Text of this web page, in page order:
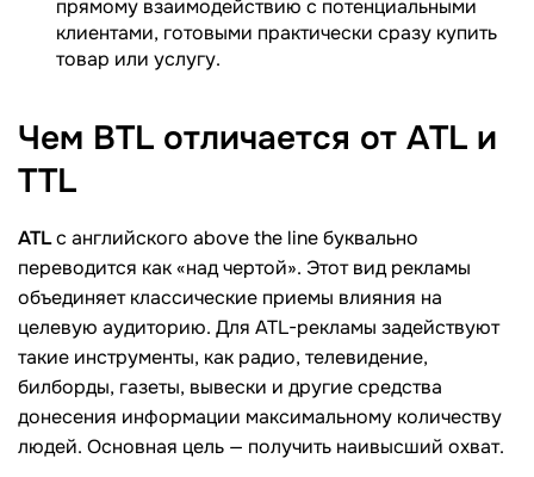
прямому взаимодействию с потенциальными
клиентами, готовыми практически сразу купить
товар или услугу.
Чем BTL отличается от ATL и
TTL
ATLс английского above the line буквально
переводится как «над чертой». Этот вид рекламы
объединяет классические приемы влияния на
целевую аудиторию. Для ATL-рекламы задействуют
такие инструменты, как радио, телевидение,
билборды, газеты, вывески и другие средства
донесения информации максимальному количеству
людей. Основная цель — получить наивысший охват.